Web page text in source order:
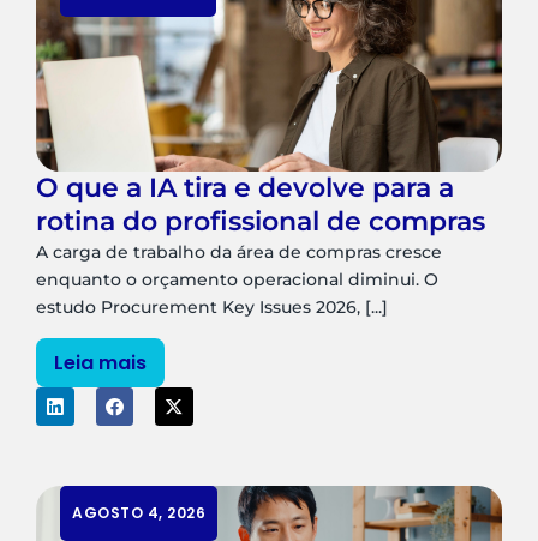
O que a IA tira e devolve para a
rotina do profissional de compras
A carga de trabalho da área de compras cresce
enquanto o orçamento operacional diminui. O
estudo Procurement Key Issues 2026, [...]
Leia mais
AGOSTO 4, 2026